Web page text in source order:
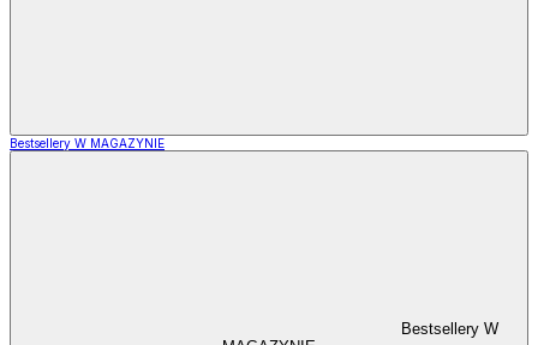
Bestsellery W MAGAZYNIE
Bestsellery W